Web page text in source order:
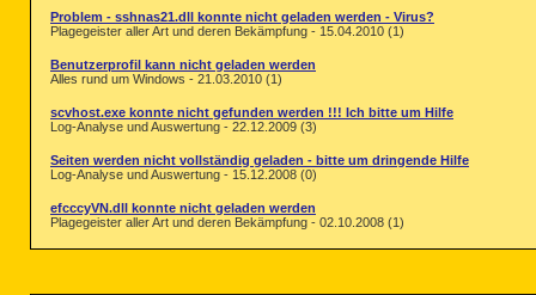
Problem - sshnas21.dll konnte nicht geladen werden - Virus?
Plagegeister aller Art und deren Bekämpfung - 15.04.2010 (1)
Benutzerprofil kann nicht geladen werden
Alles rund um Windows - 21.03.2010 (1)
scvhost.exe konnte nicht gefunden werden !!! Ich bitte um Hilfe
Log-Analyse und Auswertung - 22.12.2009 (3)
Seiten werden nicht vollständig geladen - bitte um dringende Hilfe
Log-Analyse und Auswertung - 15.12.2008 (0)
efcccyVN.dll konnte nicht geladen werden
Plagegeister aller Art und deren Bekämpfung - 02.10.2008 (1)